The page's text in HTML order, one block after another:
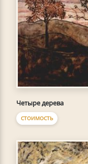
Четыре дерева
СТОИМОСТЬ